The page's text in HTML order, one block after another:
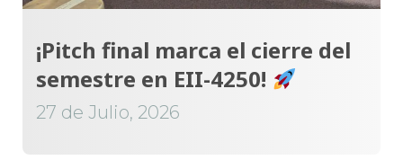
¡Pitch final marca el cierre del
semestre en EII-4250!
27 de Julio, 2026